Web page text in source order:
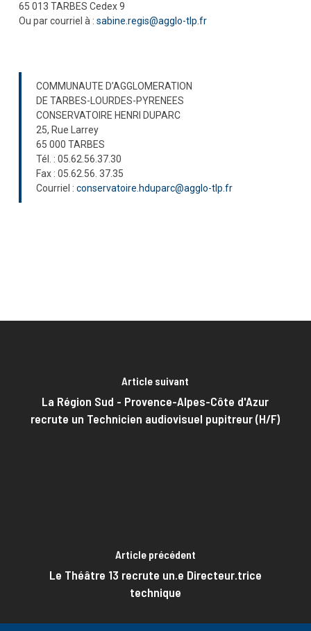
65 013 TARBES Cedex 9
Ou par courriel à : sabine.regis@agglo-tlp.fr
COMMUNAUTE D’AGGLOMERATION
DE TARBES-LOURDES-PYRENEES
CONSERVATOIRE HENRI DUPARC
25, Rue Larrey
65 000 TARBES
Tél. : 05.62.56.37.30
Fax : 05.62.56. 37.35
Courriel :conservatoire.hduparc@agglo-tlp.fr
Article suivant
La Région Sud - Provence-Alpes-Côte d'Azur
recrute un Technicien audiovisuel pupitreur (H/F)
Article précédent
Le Théâtre 13 recrute un.e Directeur.trice
technique